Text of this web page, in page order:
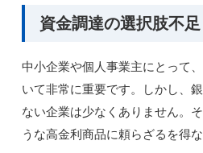
資金調達の選択肢不足
中小企業や個人事業主にとって
いて非常に重要です。しかし、
ない企業は少なくありません。
うな高金利商品に頼らざるを得